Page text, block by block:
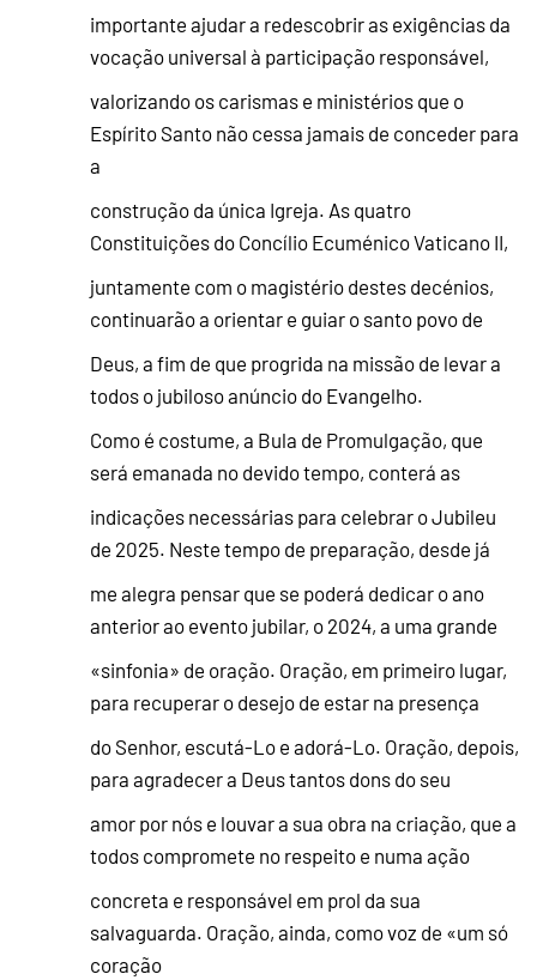
importante ajudar a redescobrir as exigências da
vocação universal à participação responsável,
valorizando os carismas e ministérios que o
Espírito Santo não cessa jamais de conceder para
a
construção da única Igreja. As quatro
Constituições do Concílio Ecuménico Vaticano II,
juntamente com o magistério destes decénios,
continuarão a orientar e guiar o santo povo de
Deus, a fim de que progrida na missão de levar a
todos o jubiloso anúncio do Evangelho.
Como é costume, a Bula de Promulgação, que
será emanada no devido tempo, conterá as
indicações necessárias para celebrar o Jubileu
de 2025. Neste tempo de preparação, desde já
me alegra pensar que se poderá dedicar o ano
anterior ao evento jubilar, o 2024, a uma grande
«sinfonia» de oração. Oração, em primeiro lugar,
para recuperar o desejo de estar na presença
do Senhor, escutá-Lo e adorá-Lo. Oração, depois,
para agradecer a Deus tantos dons do seu
amor por nós e louvar a sua obra na criação, que a
todos compromete no respeito e numa ação
concreta e responsável em prol da sua
salvaguarda. Oração, ainda, como voz de «um só
coração